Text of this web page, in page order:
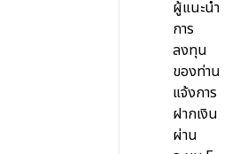
ผู้แนะนำ
การ
ลงทุน
ของท่าน
แจ้งการ
ฝากเงิน
ผ่าน